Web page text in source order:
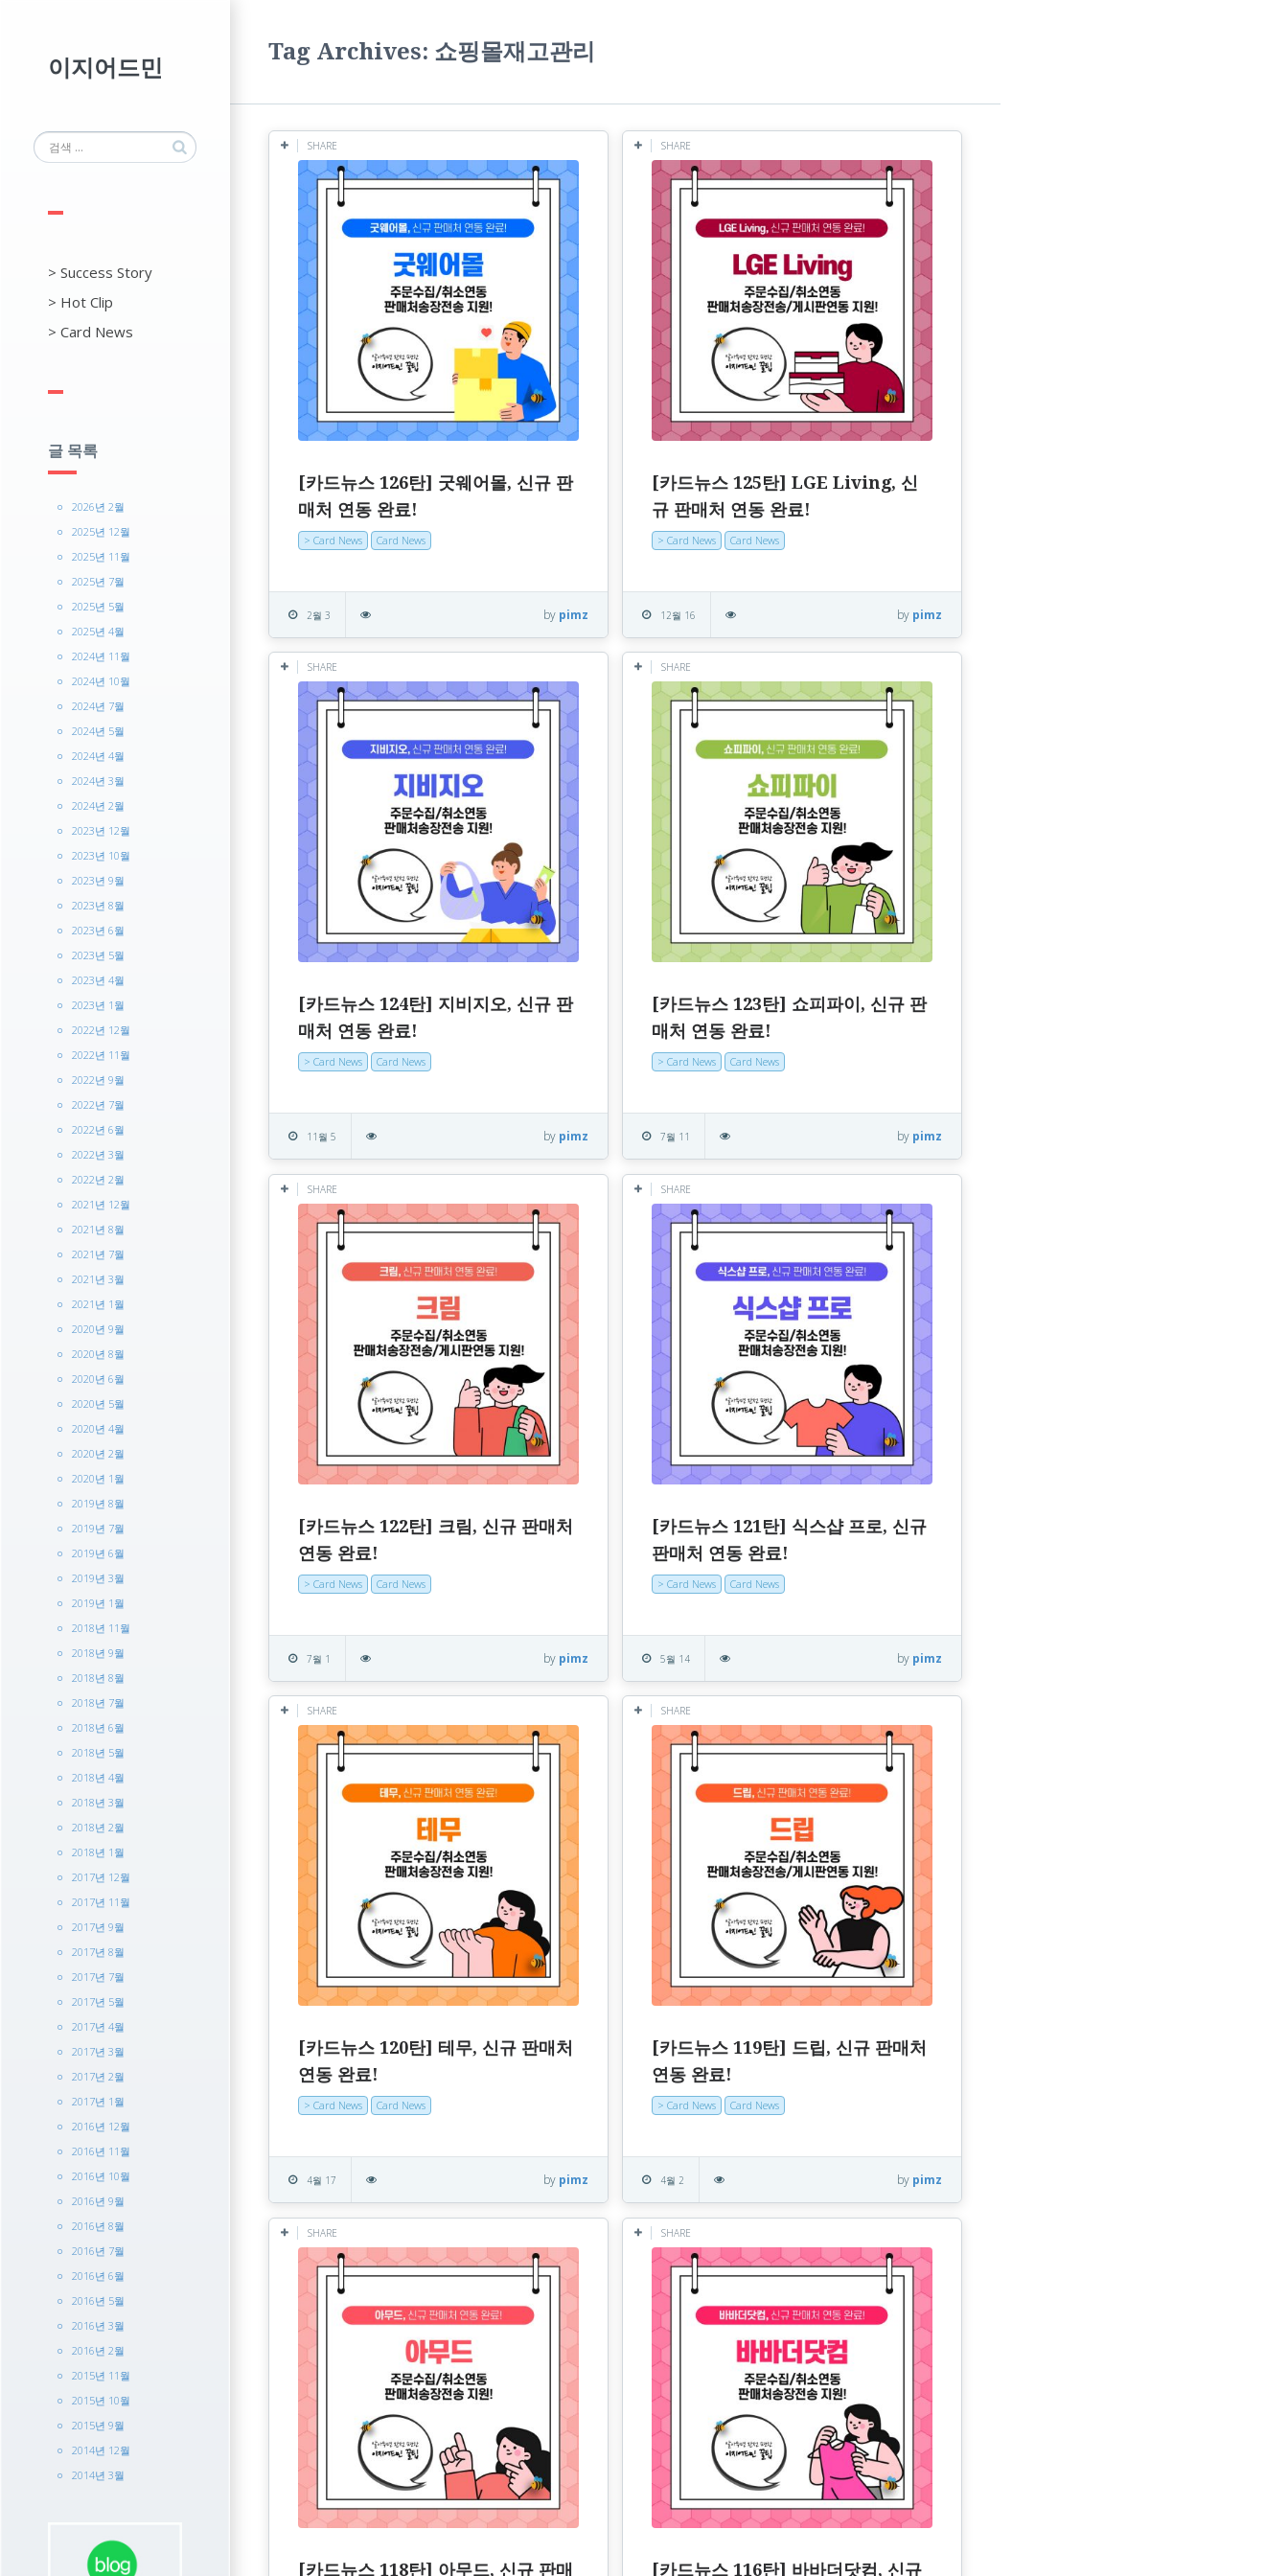
이지어드민
> Success Story
> Hot Clip
> Card News
글 목록
2026년 2월
2025년 12월
2025년 11월
2025년 7월
2025년 5월
2025년 4월
2024년 11월
2024년 10월
2024년 7월
2024년 5월
2024년 4월
2024년 3월
2024년 2월
2023년 12월
2023년 10월
2023년 9월
2023년 8월
2023년 6월
2023년 5월
2023년 4월
2023년 1월
2022년 12월
2022년 11월
2022년 9월
2022년 7월
2022년 6월
2022년 3월
2022년 2월
2021년 12월
2021년 8월
2021년 7월
2021년 3월
2021년 1월
2020년 9월
2020년 8월
2020년 6월
2020년 5월
2020년 4월
2020년 2월
2020년 1월
2019년 8월
2019년 7월
2019년 6월
2019년 3월
2019년 1월
2018년 11월
2018년 9월
2018년 8월
2018년 7월
2018년 6월
2018년 5월
2018년 4월
2018년 3월
2018년 2월
2018년 1월
2017년 12월
2017년 11월
2017년 9월
2017년 8월
2017년 7월
2017년 5월
2017년 4월
2017년 3월
2017년 2월
2017년 1월
2016년 12월
2016년 11월
2016년 10월
2016년 9월
2016년 8월
2016년 7월
2016년 6월
2016년 5월
2016년 3월
2016년 2월
2015년 11월
2015년 10월
2015년 9월
2014년 12월
2014년 3월
Tag Archives: 쇼핑몰재고관리
SHARE
[카드뉴스 126탄] 굿웨어몰, 신규 판
매처 연동 완료!
> Card News Card News
2월 3 by pimz
SHARE
[카드뉴스 125탄] LGE Living, 신
규 판매처 연동 완료!
> Card News Card News
12월 16 by pimz
SHARE
[카드뉴스 124탄] 지비지오, 신규 판
매처 연동 완료!
> Card News Card News
11월 5 by pimz
SHARE
[카드뉴스 123탄] 쇼피파이, 신규 판
매처 연동 완료!
> Card News Card News
7월 11 by pimz
SHARE
[카드뉴스 122탄] 크림, 신규 판매처
연동 완료!
> Card News Card News
7월 1 by pimz
SHARE
[카드뉴스 121탄] 식스샵 프로, 신규
판매처 연동 완료!
> Card News Card News
5월 14 by pimz
SHARE
[카드뉴스 120탄] 테무, 신규 판매처
연동 완료!
> Card News Card News
4월 17 by pimz
SHARE
[카드뉴스 119탄] 드립, 신규 판매처
연동 완료!
> Card News Card News
4월 2 by pimz
SHARE
[카드뉴스 118탄] 아무드, 신규 판매
SHARE
[카드뉴스 116탄] 바바더닷컴, 신규